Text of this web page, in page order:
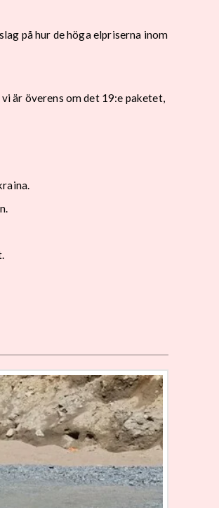
på hur de höga elpriserna inom
är överens om det 19:e paketet,